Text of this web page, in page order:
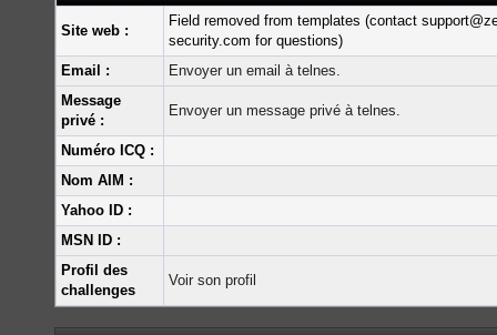
Site web :
Field removed from templates (contact
security.com for questions)
Email :
Envoyer un email à telnes.
Message
privé :
Envoyer un message privé à telnes.
Numéro ICQ :
Nom AIM :
Yahoo ID :
MSN ID :
Profil des
challenges
Voir son profil